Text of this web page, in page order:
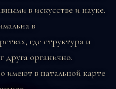
в искусстве и науке.
в
где структура и
друга органично.
имеют в натальной карте